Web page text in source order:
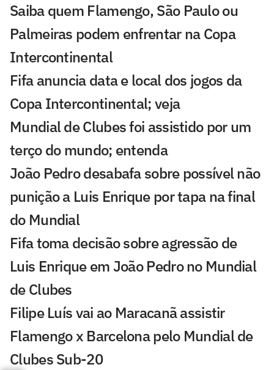
Saiba quem Flamengo, São Paulo ou
Palmeiras podem enfrentar na Copa
Intercontinental
Fifa anuncia data e local dos jogos da
Copa Intercontinental; veja
Mundial de Clubes foi assistido por um
terço do mundo; entenda
João Pedro desabafa sobre possível não
punição a Luis Enrique por tapa na final
do Mundial
Fifa toma decisão sobre agressão de
Luis Enrique em João Pedro no Mundial
de Clubes
Filipe Luís vai ao Maracanã assistir
Flamengo x Barcelona pelo Mundial de
Clubes Sub-20